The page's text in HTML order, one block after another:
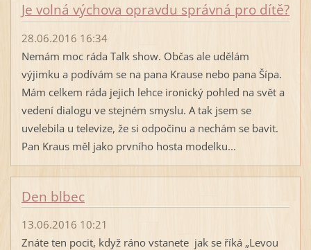
Je volná výchova opravdu správná pro dítě?
28.06.2016 16:34
Nemám moc ráda Talk show. Občas ale udělám
výjimku a podívám se na pana Krause nebo pana Šípa.
Mám celkem ráda jejich lehce ironický pohled na svět a
vedení dialogu ve stejném smyslu. A tak jsem se
uvelebila u televize, že si odpočinu a nechám se bavit.
Pan Kraus měl jako prvního hosta modelku...
Den blbec
13.06.2016 10:21
Znáte ten pocit, když ráno vstanete jak se říká „Levou